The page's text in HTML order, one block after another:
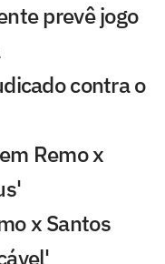
prevê jogo
contra o
Remo x
x Santos